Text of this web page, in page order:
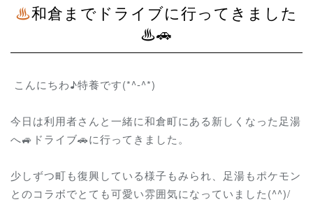
♨和倉までドライブに行ってきました
♨🚗
こんにちわ♪特養です(*^-^*)
今日は利用者さんと一緒に和倉町にある新しくなった足湯
へ🚙ドライブ🚗に行ってきました。
少しずつ町も復興している様子もみられ、足湯もポケモン
とのコラボでとても可愛い雰囲気になっていました(^^)/